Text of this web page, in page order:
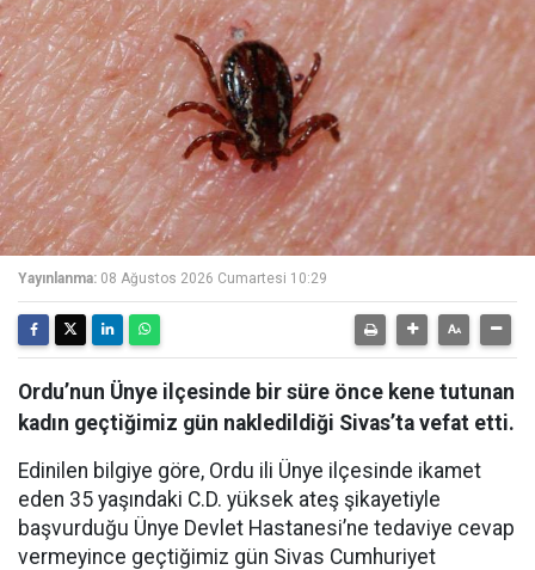
Yayınlanma: 08 Ağustos 2026 Cumartesi 10:29
Ordu’nun Ünye ilçesinde bir süre önce kene tutunan
kadın geçtiğimiz gün nakledildiği Sivas’ta vefat etti.
Edinilen bilgiye göre, Ordu ili Ünye ilçesinde ikamet
eden 35 yaşındaki C.D. yüksek ateş şikayetiyle
başvurduğu Ünye Devlet Hastanesi’ne tedaviye cevap
vermeyince geçtiğimiz gün Sivas Cumhuriyet